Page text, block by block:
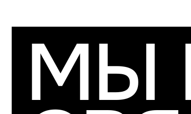
МЫ